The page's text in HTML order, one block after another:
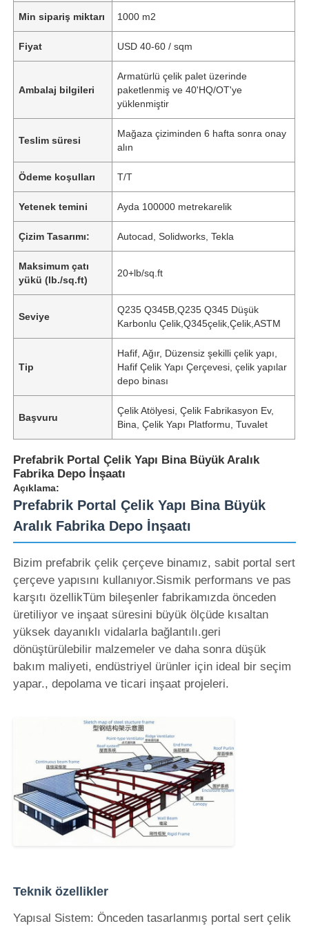
Hakkımızda
Min sipariş miktarı 1000 m2
Fiyat USD 40-60 / sqm
Ambalaj bilgileri
Armatürlü çelik palet üzerinde
paketlenmiş ve 40'HQ/OT'ye
yüklenmiştir
Teslim süresi
Mağaza çiziminden 6 hafta sonra onay
alın
Ödeme koşulları T/T
Yetenek temini Ayda 100000 metrekarelik
Çizim Tasarımı: Autocad, Solidworks, Tekla
Maksimum çatı
yükü (lb./sq.ft)
20+lb/sq.ft
Seviye
Q235 Q345B,Q235 Q345 Düşük
Karbonlu Çelik,Q345çelik,Çelik,ASTM
Tip
Hafif, Ağır, Düzensiz şekilli çelik yapı,
Hafif Çelik Yapı Çerçevesi, çelik yapılar
depo binası
Başvuru
Çelik Atölyesi, Çelik Fabrikasyon Ev,
Bina, Çelik Yapı Platformu, Tuvalet
Prefabrik Portal Çelik Yapı Bina Büyük Aralık
Fabrika Depo İnşaatı
Açıklama:
Prefabrik Portal Çelik Yapı Bina Büyük
Aralık Fabrika Depo İnşaatı
Bizim prefabrik çelik çerçeve binamız, sabit portal sert
çerçeve yapısını kullanıyor.Sismik performans ve pas
karşıtı özellikTüm bileşenler fabrikamızda önceden
üretiliyor ve inşaat süresini büyük ölçüde kısaltan
yüksek dayanıklı vidalarla bağlantılı.geri
dönüştürülebilir malzemeler ve daha sonra düşük
bakım maliyeti, endüstriyel ürünler için ideal bir seçim
yapar., depolama ve ticari inşaat projeleri.
Teknik özellikler
Yapısal Sistem: Önceden tasarlanmış portal sert çelik